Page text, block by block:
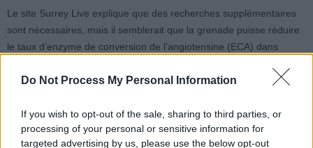
Do Not Process My Personal Information
If you wish to opt-out of the sale, sharing to third parties, or
processing of your personal or sensitive information for
targeted advertising by us, please use the below opt-out
Le site Surrey Live explique que des recherches supplémentaires
sont nécessaires, mais il semblerait que la grenade puisse réduire
le taux d’enzyme de conversion de l’angiotensine (ECA) dans
pression artérielle. Le Conseil national sur le vieillissement souligne
antioxydants et en potassium. Le jus de grenade peut donc être un
complément agréable dans une alimentation équilibrée, mais il ne